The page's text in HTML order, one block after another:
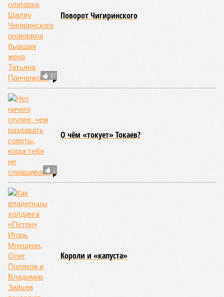
исключение и центральная часть США – причина в Нью-
Мадридском разломе в штате Миссури. Землетрясения
средней силы – явление, в общем-то, обычное и вполне
сносное, но периодически, раз в несколько столетий,
трясёт так, что мало не покажется никому. К примеру, в
самом конце 2004 года бахнуло близ побережья
индонезийского острова Суматра, а следом пошли
огромные, превышающие высоту 15 метров, волны. Итог –
250 тыс. погибших.
На втором месте в рейтинге A-Z Animals как раз цунами. В
этом плане к уязвимым регионам относятся: побережье
Индийского океана, тихо­океанские побережья Японии и
США, а также некоторые районы Карибского бассейна и
Средиземноморья. То есть в зоне риска уже не только
Поднебесная с Индией – не так ли?
«Бронзу» получают извержения супервулканов – «Наша
Версия» уже
окончательно проснётся знаменитый Йеллоустоун. Это
грозит не только уничтожением части Соединённых
Штатов, но и общепланетарной катастрофой вплоть до
возникновения «вулканической зимы». Флегрейские поля в
Италии, кстати, тоже не стоит сбрасывать со счетов. Равно
как и многие другие до поры спящие вулканические
районы.
Невидимый убийца